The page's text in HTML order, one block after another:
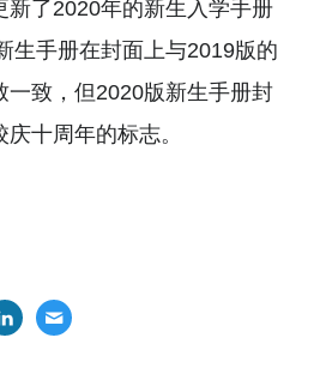
新了2020年的新生入学手册
生手册在封面上与2019版的
一致，但2020版新生手册封
十周年的标志。